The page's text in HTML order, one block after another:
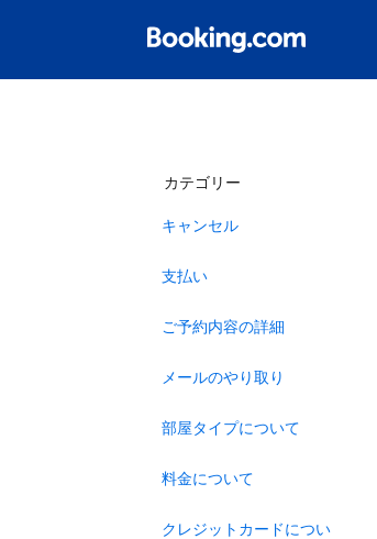
カテゴリー
キャンセル
支払い
ご予約内容の詳細
メールのやり取り
部屋タイプについて
料金について
クレジットカードについ